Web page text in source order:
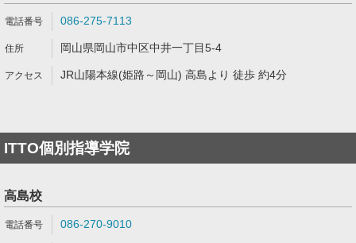
086-275-7113
岡山県岡山市中区中井一丁目5-4
JR山陽本線(姫路～岡山) 高島より 徒歩 約4分
ITTO個別指導学院
高島校
086-270-9010